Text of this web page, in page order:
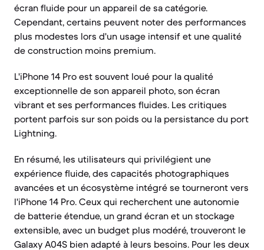
écran fluide pour un appareil de sa catégorie.
Cependant, certains peuvent noter des performances
plus modestes lors d'un usage intensif et une qualité
de construction moins premium.
L'iPhone 14 Pro est souvent loué pour la qualité
exceptionnelle de son appareil photo, son écran
vibrant et ses performances fluides. Les critiques
portent parfois sur son poids ou la persistance du port
Lightning.
En résumé, les utilisateurs qui privilégient une
expérience fluide, des capacités photographiques
avancées et un écosystème intégré se tourneront vers
l'iPhone 14 Pro. Ceux qui recherchent une autonomie
de batterie étendue, un grand écran et un stockage
extensible, avec un budget plus modéré, trouveront le
Galaxy A04S bien adapté à leurs besoins. Pour les deux